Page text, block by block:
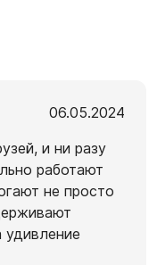
06.05.2024
и ни разу
работают
не просто